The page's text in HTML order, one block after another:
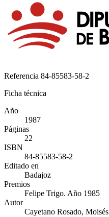
Referencia 84-85583-58-2
Ficha técnica
Año
1987
Páginas
22
ISBN
84-85583-58-2
Editado en
Badajoz
Premios
Felipe Trigo. Año 1985
Autor
Cayetano Rosado, Moisés